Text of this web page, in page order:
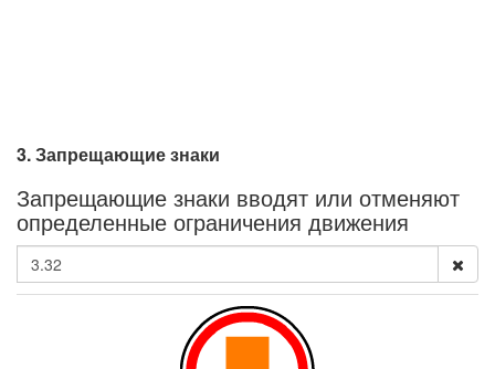
3. Запрещающие знаки
Запрещающие знаки вводят или отменяют
определенные ограничения движения